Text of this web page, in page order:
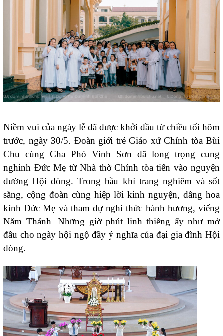
Niềm vui của ngày lễ đã được khởi đầu từ chiều tối hôm
trước, ngày 30/5. Đoàn giới trẻ Giáo xứ Chính tòa Bùi
Chu cùng Cha Phó Vinh Sơn đã long trọng cung
nghinh Đức Mẹ từ Nhà thờ Chính tòa tiến vào nguyện
đường Hội dòng. Trong bầu khí trang nghiêm và sốt
sắng, cộng đoàn cùng hiệp lời kinh nguyện, dâng hoa
kính Đức Mẹ và tham dự nghi thức hành hương, viếng
Năm Thánh. Những giờ phút linh thiêng ấy như mở
đầu cho ngày hội ngộ đầy ý nghĩa của đại gia đình Hội
dòng.